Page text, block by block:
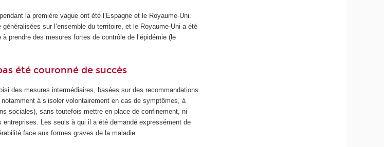
la première vague ont été l’Espagne et le Royaume-Uni.
sur l’ensemble du territoire, et le Royaume-Uni a été
à prendre des mesures fortes de contrôle de l’épidémie (le
été couronné de succès
des mesures intermédiaires, basées sur des recommandations
à s’isoler volontairement en cas de symptômes, à
sociales), sans toutefois mettre en place de confinement, ni
Les seuls à qui il a été demandé expressément de
face aux formes graves de la maladie.